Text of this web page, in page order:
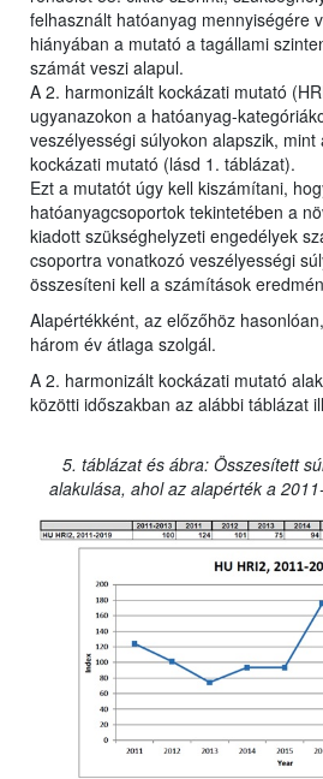
felhasznált hatóanyag mennyiségére
hiányában a mutató a tagállami
számát veszi alapul.
A 2. harmonizált kockázati mutató
ugyanazokon a hatóanyag-
veszélyességi súlyokon alapszik,
kockázati mutató (lásd 1. táblázat).
Ezt a mutatót úgy kell kiszámítani,
hatóanyagcsoportok tekintetében a
kiadott szükséghelyzeti engedélyek
csoportra vonatkozó veszélyességi
összesíteni kell a számítások
Alapértékként, az előzőhöz
három év átlaga szolgál.
A 2. harmonizált kockázati mutató
közötti időszakban az alábbi táblázat
5. táblázat és ábra: Összesített
alakulása, ahol az alapérték a